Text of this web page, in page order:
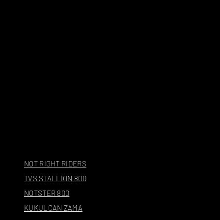
NOT RIGHT RIDERS
TVS STALLION 800
NOTSTER 800
KUKULCAN ZAMA